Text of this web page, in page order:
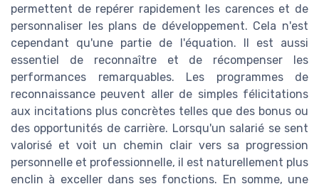
permettent de repérer rapidement les carences et de
personnaliser les plans de développement. Cela n'est
cependant qu'une partie de l'équation. Il est aussi
essentiel de reconnaître et de récompenser les
performances remarquables. Les programmes de
reconnaissance peuvent aller de simples félicitations
aux incitations plus concrètes telles que des bonus ou
des opportunités de carrière. Lorsqu'un salarié se sent
valorisé et voit un chemin clair vers sa progression
personnelle et professionnelle, il est naturellement plus
enclin à exceller dans ses fonctions. En somme, une